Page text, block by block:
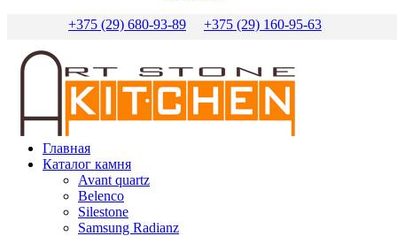
+375 (29) 680-93-89 +375 (29) 160-95-63
Главная
Каталог камня
Avant quartz
Belenco
Silestone
Samsung Radianz